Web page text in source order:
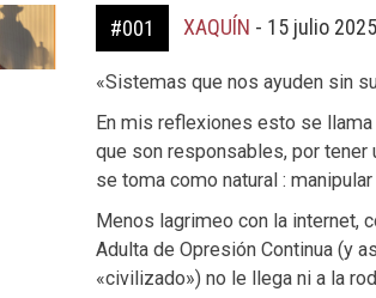
#001 XAQUÍN - 15 julio
«Sistemas que nos ayuden sin
En mis reflexiones esto se
que son responsables, por tener
se toma como natural :
Menos lagrimeo con la internet,
Adulta de Opresión Continua (y
«civilizado») no le llega ni a la